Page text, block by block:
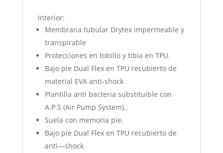
Interior:
Membrana tubular Drytex impermeable y
transpirable
Protecciones en tobillo y tibia en TPU.
Bajo pie Dual Flex en TPU recubierto de
material EVA anti-shock
Plantilla anti bacteria substituible con
A.P.S (Air Pump System)..
Suela con memoria pie.
Bajo pie Dual Flex en TPU recubierto de
anti—shock